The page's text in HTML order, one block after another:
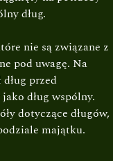
dług.
nie są związane z
pod uwagę. Na
przed
dług wspólny.
dotyczące długów,
majątku.